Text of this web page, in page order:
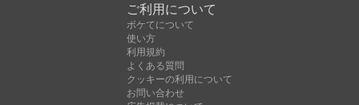
ご利用について
ボケてについて
使い方
利用規約
よくある質問
クッキーの利用について
お問い合わせ